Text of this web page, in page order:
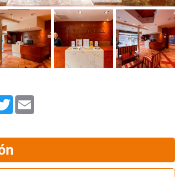
Twitter